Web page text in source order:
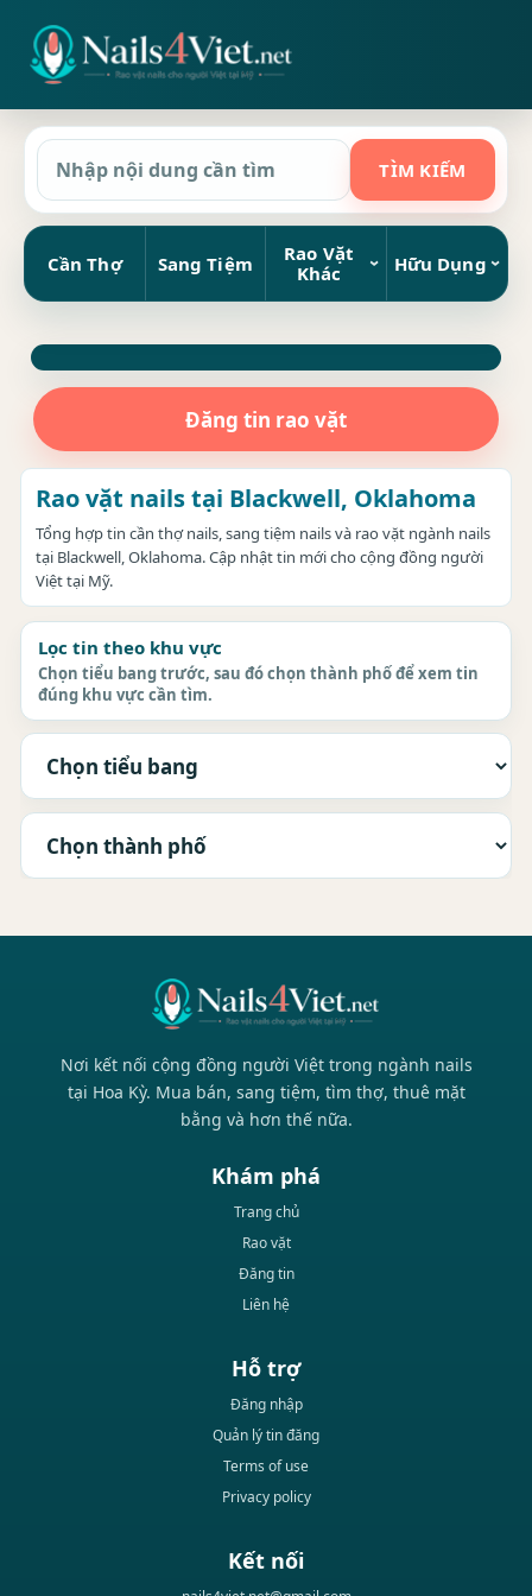
Cần Thợ Sang Tiệm
Rao Vặt
Khác
Hữu Dụng
Đăng tin rao vặt
Rao vặt nails tại Blackwell, Oklahoma
Tổng hợp tin cần thợ nails, sang tiệm nails và rao vặt ngành nails
tại Blackwell, Oklahoma. Cập nhật tin mới cho cộng đồng người
Việt tại Mỹ.
Lọc tin theo khu vực
Chọn tiểu bang trước, sau đó chọn thành phố để xem tin
đúng khu vực cần tìm.
Nơi kết nối cộng đồng người Việt trong ngành nails
tại Hoa Kỳ. Mua bán, sang tiệm, tìm thợ, thuê mặt
bằng và hơn thế nữa.
Khám phá
Trang chủ
Rao vặt
Đăng tin
Liên hệ
Hỗ trợ
Đăng nhập
Quản lý tin đăng
Terms of use
Privacy policy
Kết nối